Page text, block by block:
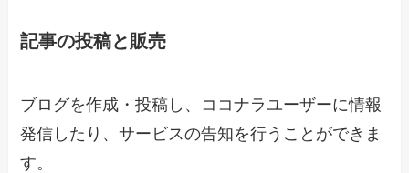
記事の投稿と販売
ブログを作成・投稿し、ココナラユーザーに情報
発信したり、サービスの告知を行うことができま
す。